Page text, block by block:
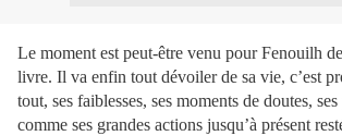
Le moment est peut-être venu pour Fenouilh de
livre. Il va enfin tout dévoiler de sa vie, c’est
tout, ses faiblesses, ses moments de doutes,
comme ses grandes actions jusqu’à présent